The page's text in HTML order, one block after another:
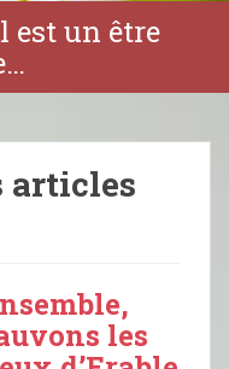
est un être
!
le stérilise.
articles
les